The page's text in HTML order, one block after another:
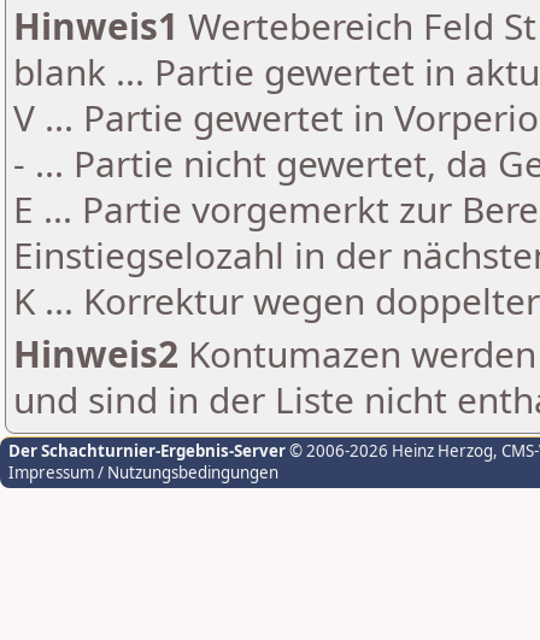
Hinweis1 Wertebereich Feld
blank ... Partie gewertet in
V ... Partie gewertet in
- ... Partie nicht gewertet, da
E ... Partie vorgemerkt zur
Einstiegselozahl in der
K ... Korrektur wegen
Hinweis2 Kontumazen
und sind in der Liste nicht
Der Schachturnier-Ergebnis-Server© 2006-2026 Heinz Herzog,
Impressum / Nutzungsbedingungen